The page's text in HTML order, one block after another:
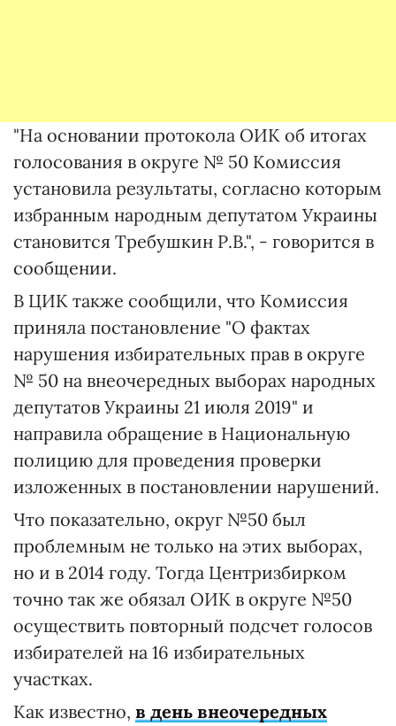
"На основании протокола ОИК об итогах
голосования в округе № 50 Комиссия
установила результаты, согласно которым
избранным народным депутатом Украины
становится Требушкин Р.В.", - говорится в
сообщении.
В ЦИК также сообщили, что Комиссия
приняла постановление "О фактах
нарушения избирательных прав в округе
№ 50 на внеочередных выборах народных
депутатов Украины 21 июля 2019" и
направила обращение в Национальную
полицию для проведения проверки
изложенных в постановлении нарушений.
Что показательно, округ №50 был
проблемным не только на этих выборах,
но и в 2014 году. Тогда Центризбирком
точно так же обязал ОИК в округе №50
осуществить повторный подсчет голосов
избирателей на 16 избирательных
участках.
Как известно, в день внеочередных